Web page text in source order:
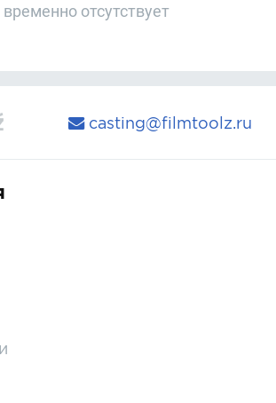
отсутствует
casting@filmtoolz.ru